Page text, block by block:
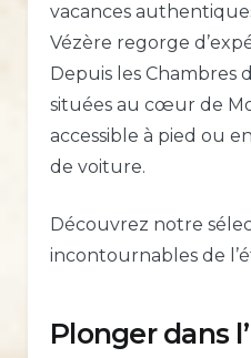
vacances
Vézère regorge
Depuis les Chambres
situées au cœur de
accessible à pied ou
de voiture.
Découvrez notre
incontournables de
Plonger dans